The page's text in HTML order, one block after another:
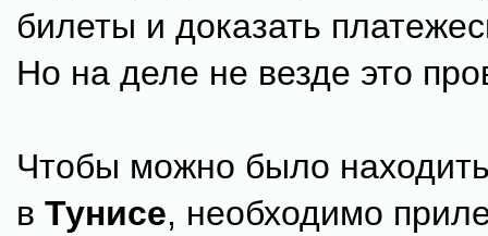
билеты и доказать
Но на деле не везде это
Чтобы можно было
в Тунисе, необходимо